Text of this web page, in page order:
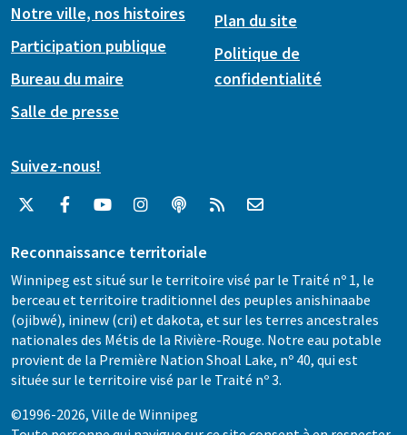
Notre ville, nos histoires
Participation publique
Bureau du maire
Salle de presse
Plan du site
Politique de
confidentialité
Suivez-nous!
Reconnaissance territoriale
Winnipeg est situé sur le territoire visé par le Traité nº 1, le
berceau et territoire traditionnel des peuples anishinaabe
(ojibwé), ininew (cri) et dakota, et sur les terres ancestrales
nationales des Métis de la Rivière-Rouge. Notre eau potable
provient de la Première Nation Shoal Lake, nº 40, qui est
située sur le territoire visé par le Traité nº 3.
©1996-2026, Ville de Winnipeg